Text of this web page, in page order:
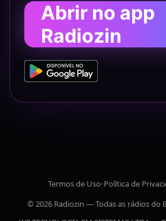
Abrir no app
Radiozin
Termos de Uso•Política de
© 2026 Radiozin — Todas as rádios do